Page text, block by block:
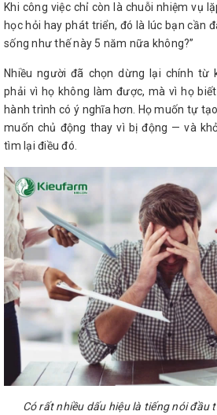
Khi công việc chỉ còn là chuỗi nhiệm vụ
học hỏi hay phát triển, đó là lúc bạn cần
sống như thế này 5 năm nữa không?”
Nhiều người đã chọn dừng lại chính từ
phải vì họ không làm được, mà vì họ
hành trình có ý nghĩa hơn. Họ muốn tự
muốn chủ động thay vì bị động — và
tìm lại điều đó.
Có rất nhiều dấu hiệu là tiếng nói đầu